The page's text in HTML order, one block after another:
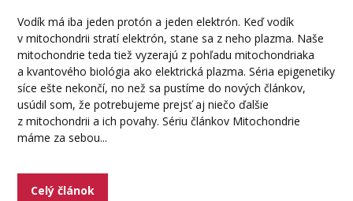
Vodík má iba jeden protón a jeden elektrón. Keď vodík
v mitochondrii stratí elektrón, stane sa z neho plazma. Naše
mitochondrie teda tiež vyzerajú z pohľadu mitochondriaka
a kvantového biológia ako elektrická plazma. Séria epigenetiky
síce ešte nekončí, no než sa pustíme do nových článkov,
usúdil som, že potrebujeme prejsť aj niečo ďalšie
z mitochondrii a ich povahy. Sériu článkov Mitochondrie
máme za sebou...
Celý článok